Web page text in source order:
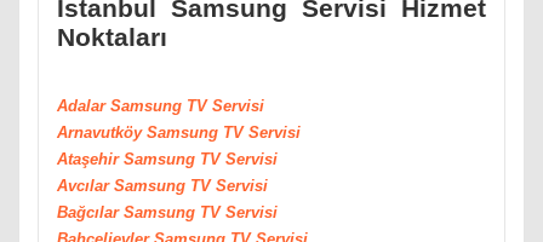
İstanbul Samsung Servisi Hizmet
Noktaları
Adalar Samsung TV Servisi
Arnavutköy Samsung TV Servisi
Ataşehir Samsung TV Servisi
Avcılar Samsung TV Servisi
Bağcılar Samsung TV Servisi